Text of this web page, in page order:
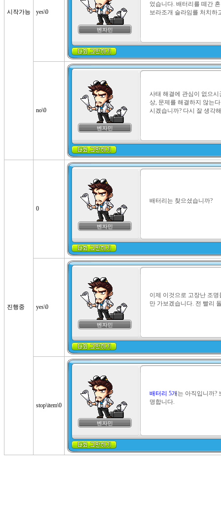
시작가능 yes\0
벤자민
었습니다. 배터리를 떼간
보라조개 슬라임를 처치하
no\0
벤자민
사태 해결에 관심이 없으
상, 문제를 해결하지 않는
시겠습니까? 다시 잘 생각
진행중
0
벤자민
배터리는 찾으셨습니까?
yes\0
벤자민
이제 이것으로 고장난 조
만 가보겠습니다. 전 빨리
stop\item\0
벤자민
배터리 5개 는 아직입니까?
명합니다.